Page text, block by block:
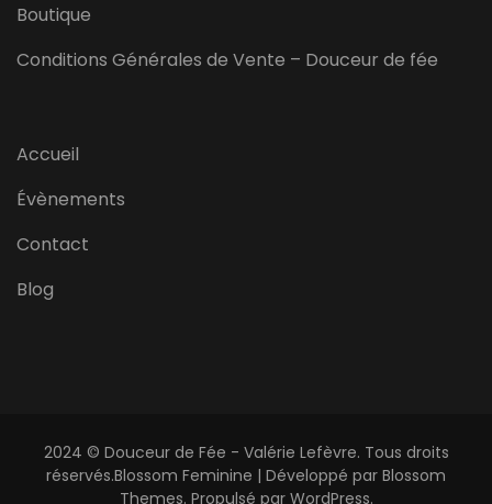
Boutique
Conditions Générales de Vente – Douceur de fée
Accueil
Évènements
Contact
Blog
2024 © Douceur de Fée - Valérie Lefèvre. Tous droits
réservés.Blossom Feminine | Développé par Blossom
Themes. Propulsé par WordPress.